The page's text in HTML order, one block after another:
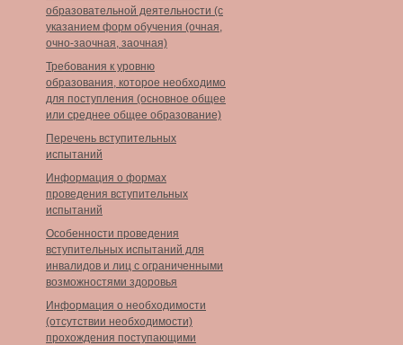
образовательной деятельности (с
указанием форм обучения (очная,
очно-заочная, заочная)
Требования к уровню
образования, которое необходимо
для поступления (основное общее
или среднее общее образование)
Перечень вступительных
испытаний
Информация о формах
проведения вступительных
испытаний
Особенности проведения
вступительных испытаний для
инвалидов и лиц с ограниченными
возможностями здоровья
Информация о необходимости
(отсутствии необходимости)
прохождения поступающими